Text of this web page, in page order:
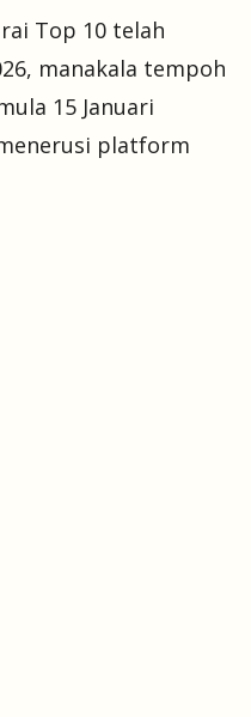
Top 10 telah
manakala tempoh
15 Januari
platform